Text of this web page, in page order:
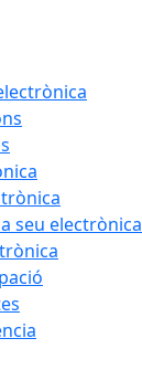
seu electrònica